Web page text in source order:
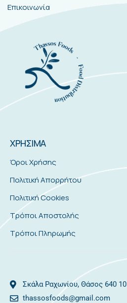
Επικοινωνία
ΧΡΗΣΙΜΑ
Όροι Χρήσης
Πολιτική Απορρήτου
Πολιτική Cookies
Τρόποι Αποστολής
Τρόποι Πληρωμής
Σκάλα Ραχωνίου, Θάσος 640 10
thassosfoods@gmail.com